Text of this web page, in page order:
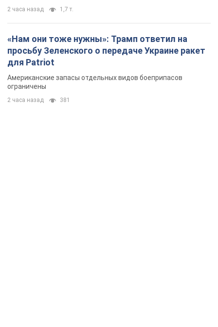
2 часа назад 1,7 т.
«Нам они тоже нужны»: Трамп ответил на
просьбу Зеленского о передаче Украине ракет
для Patriot
Американские запасы отдельных видов боеприпасов
ограничены
2 часа назад 381